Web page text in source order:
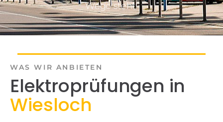
Wege steht!
WAS WIR ANBIETEN
Elektroprüfungen in
Wiesloch